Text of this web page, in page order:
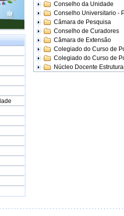
Conselho da Unidade
Conselho Universitario -
Câmara de Pesquisa
Conselho de Curadores
Câmara de Extensão
Colegiado do Curso de
Colegiado do Curso de
Núcleo Docente